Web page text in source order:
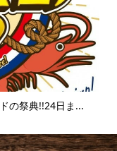
の祭典!!24日ま...